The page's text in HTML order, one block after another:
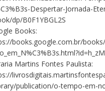
Despertar-Jornada-
dp/B0F1YBGL2S
Books:
books.google.com.br/
Martins Fontes Paulista:
publication/o-tempo-em-